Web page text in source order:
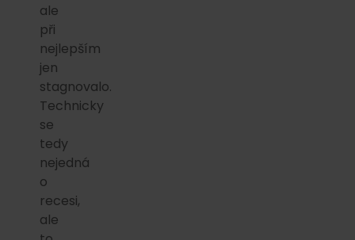
ale
při
nejlepším
jen
stagnovalo.
Technicky
se
tedy
nejedná
o
recesi,
ale